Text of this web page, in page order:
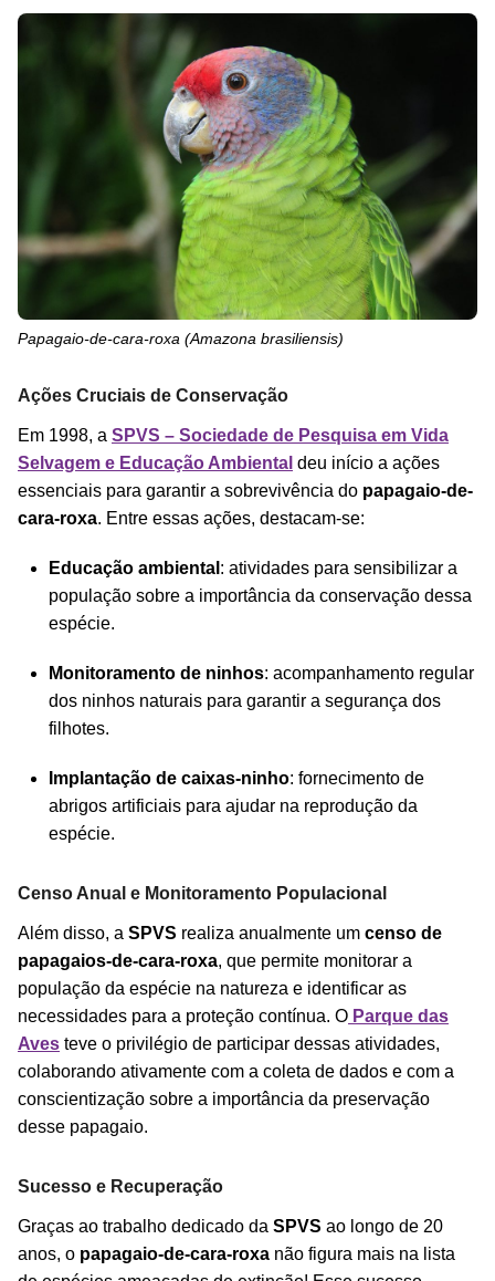
Papagaio-de-cara-roxa (Amazona brasiliensis)
Ações Cruciais de Conservação
Em 1998, a SPVS – Sociedade de Pesquisa em Vida
Selvagem e Educação Ambiental deu início a ações
essenciais para garantir a sobrevivência do papagaio-de-
cara-roxa. Entre essas ações, destacam-se:
Educação ambiental : atividades para sensibilizar a
população sobre a importância da conservação dessa
espécie.
Monitoramento de ninhos: acompanhamento regular
dos ninhos naturais para garantir a segurança dos
filhotes.
Implantação de caixas-ninho: fornecimento de
abrigos artificiais para ajudar na reprodução da
espécie.
Censo Anual e Monitoramento Populacional
Além disso, a SPVS realiza anualmente um censo de
papagaios-de-cara-roxa, que permite monitorar a
população da espécie na natureza e identificar as
necessidades para a proteção contínua. O Parque das
Aves teve o privilégio de participar dessas atividades,
colaborando ativamente com a coleta de dados e com a
conscientização sobre a importância da preservação
desse papagaio.
Sucesso e Recuperação
Graças ao trabalho dedicado da SPVS ao longo de 20
anos, o papagaio-de-cara-roxa não figura mais na lista